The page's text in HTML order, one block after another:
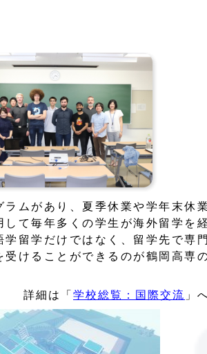
ラムがあり、夏季休業や学年末休
して毎年多くの学生が海外留学を
学留学だけではなく、留学先で専
受けることができるのが鶴岡高専
詳細は「 学校総覧：国際交流 」